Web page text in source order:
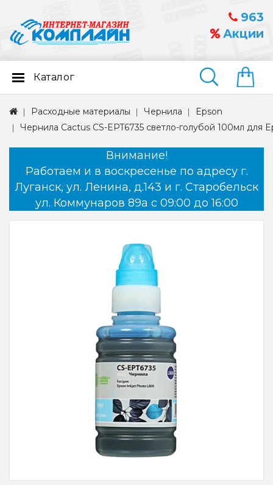
963
Акции
Найти
Каталог
Расходные материалы Чернила
Epson
Чернила Cactus CS-EPT6735 светло-голубой 100мл
Внимание!
Работаем и в воскресенье по адресу г.
Луганск, ул. Ленина, д.143 и г. Старобельск
ул. Коммунаров 89а с 09:00 до 16:00